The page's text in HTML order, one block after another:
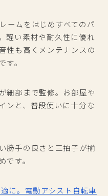
ームをはじめすべてのパ
軽い素材や耐久性に優れ
性も高くメンテナンスの
。
細部まで監修。お部屋や
ンと、普段使いに十分な
勝手の良さと三拍子が揃
す。
に。電動アシスト自転車